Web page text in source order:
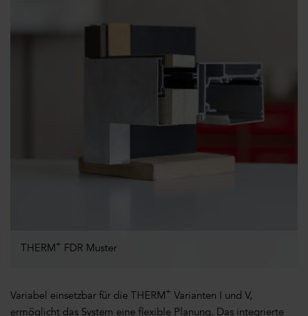
THERM + FDR Muster
Variabel einsetzbar für die THERM + Varianten I und V,
ermöglicht das System eine flexible Planung. Das integrierte